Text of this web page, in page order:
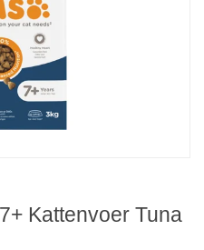
Kattenvoer Tuna